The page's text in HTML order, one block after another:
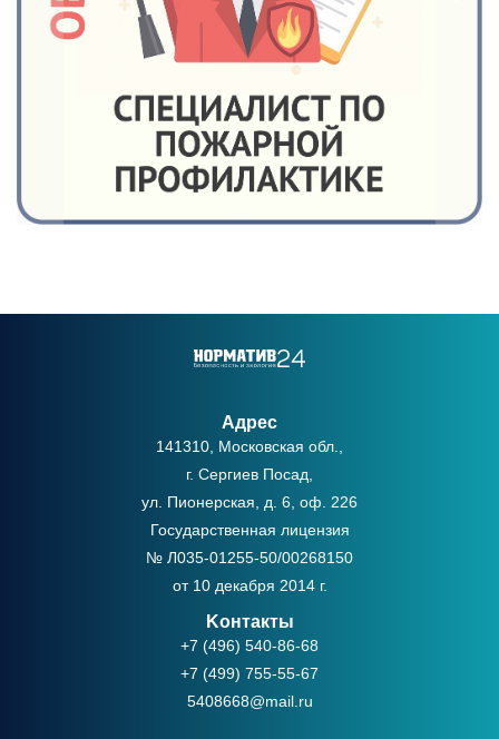
Адрес
141310, Московская обл.,
г. Сергиев Посад,
ул. Пионерская, д. 6, оф. 226
Государственная лицензия
№ Л035-01255-50/00268150
от 10 декабря 2014 г.
Kонтакты
+7 (496) 540-86-68
+7 (499) 755-55-67
5408668@mail.ru